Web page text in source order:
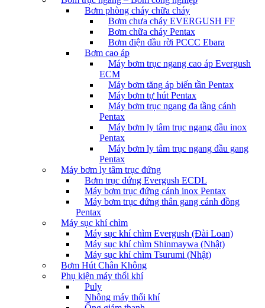
Bơm phòng cháy chữa cháy
Bơm chưa cháy EVERGUSH FF
Bơm chữa cháy Pentax
Bơm điện đầu rời PCCC Ebara
Bơm cao áp
Máy bơm trục ngang cao áp Evergush
ECM
Máy bơm tăng áp biến tần Pentax
Máy bơm tự hút Pentax
Máy bơm trục ngang đa tầng cánh
Pentax
Máy bơm ly tâm trục ngang đầu inox
Pentax
Máy bơm ly tâm trục ngang đầu gang
Pentax
Máy bơm ly tâm trục đứng
Bơm trục đứng Evergush ECDL
Máy bơm trục đứng cánh inox Pentax
Máy bơm trục đứng thân gang cánh đồng
Pentax
Máy sục khí chìm
Máy sục khí chìm Evergush (Đài Loan)
Máy sục khí chìm Shinmaywa (Nhật)
Máy sục khí chìm Tsurumi (Nhật)
Bơm Hút Chân Không
Phụ kiện máy thổi khí
Puly
Nhông máy thổi khí